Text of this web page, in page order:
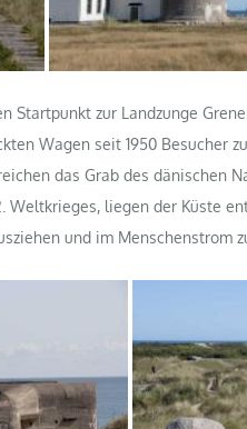
Startpunkt zur Landzunge
Wagen seit 1950 Besucher
das Grab des dänischen
Weltkrieges, liegen der Küste
und im Menschenstrom